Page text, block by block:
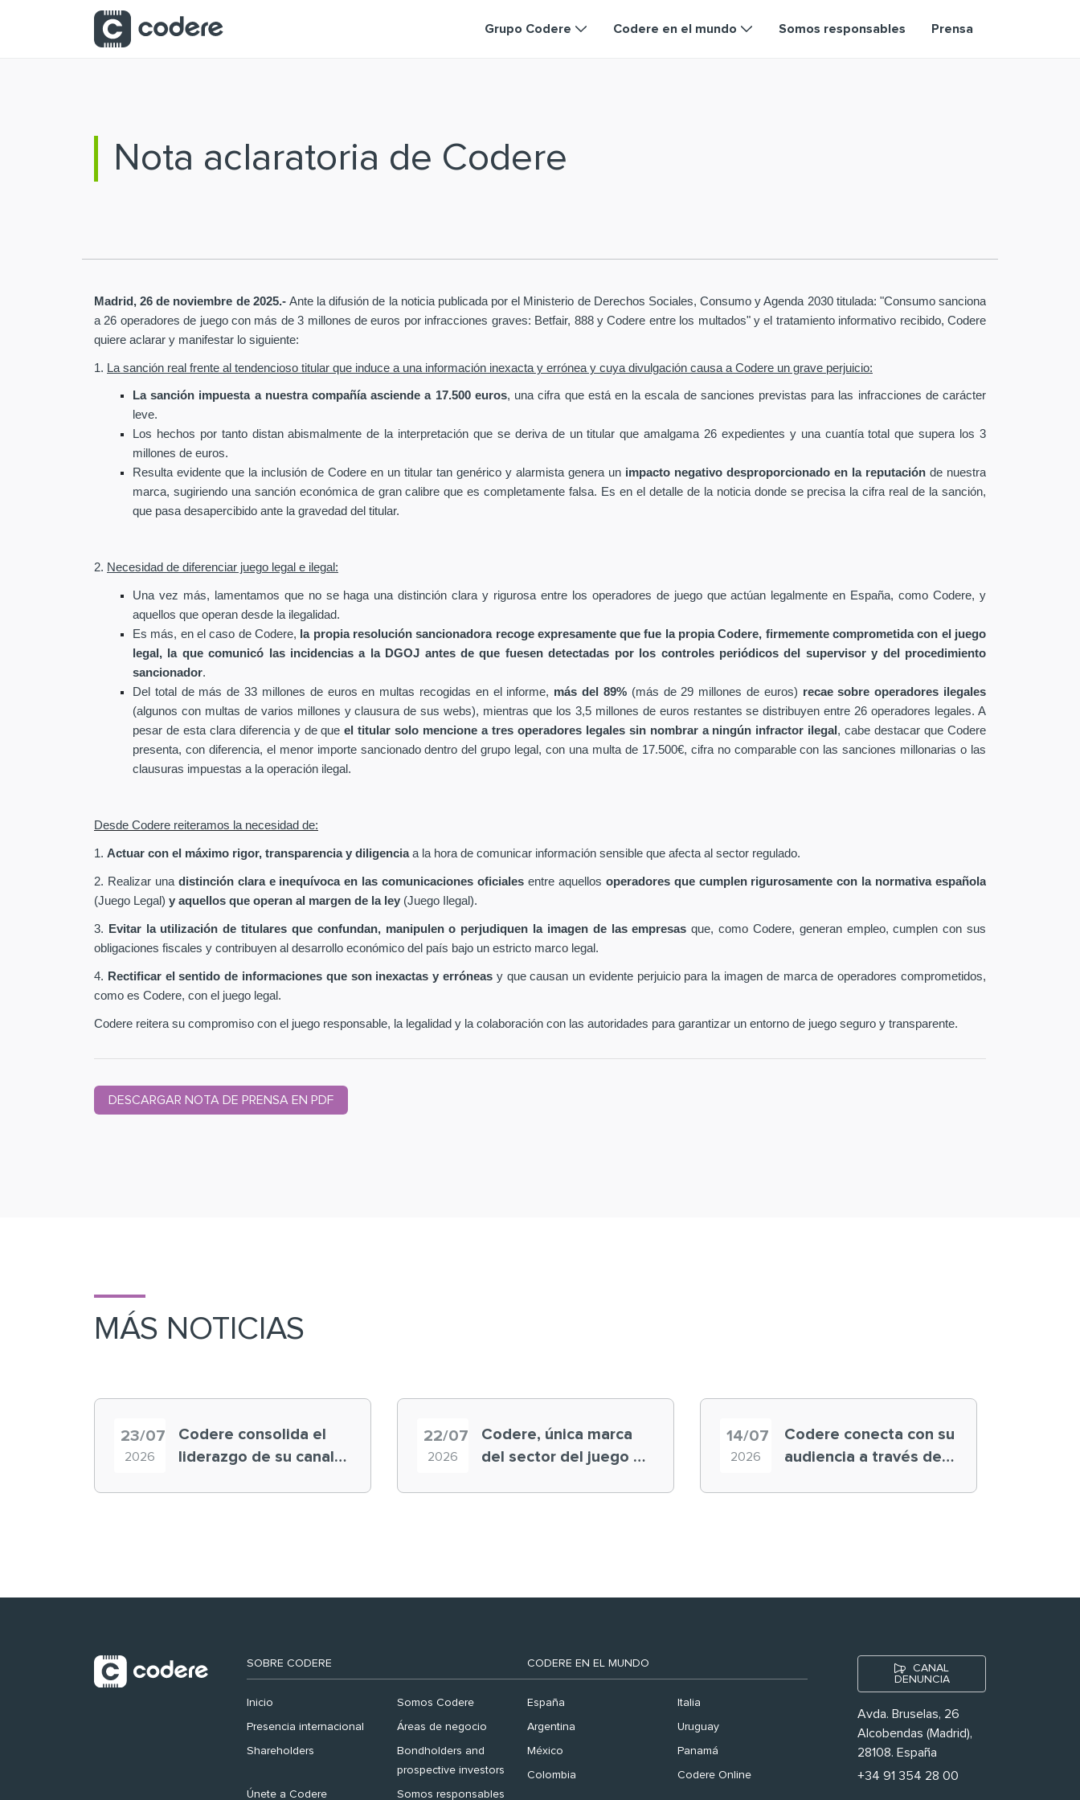
Saltar al contenido principal
Grupo Codere Codere en el mundo Somos responsables Prensa
Nota aclaratoria de Codere
Madrid, 26 de noviembre de 2025.- Ante la difusión de la noticia publicada por el Ministerio de Derechos Sociales, Consumo y Agenda 2030 titulada: "Consumo sanciona
a 26 operadores de juego con más de 3 millones de euros por infracciones graves: Betfair, 888 y Codere entre los multados" y el tratamiento informativo recibido, Codere
quiere aclarar y manifestar lo siguiente:
1. La sanción real frente al tendencioso titular que induce a una información inexacta y errónea y cuya divulgación causa a Codere un grave perjuicio:
La sanción impuesta a nuestra compañía asciende a 17.500 euros, una cifra que está en la escala de sanciones previstas para las infracciones de carácter
leve.
Los hechos por tanto distan abismalmente de la interpretación que se deriva de un titular que amalgama 26 expedientes y una cuantía total que supera los 3
millones de euros.
Resulta evidente que la inclusión de Codere en un titular tan genérico y alarmista genera un impacto negativo desproporcionado en la reputación de nuestra
marca, sugiriendo una sanción económica de gran calibre que es completamente falsa. Es en el detalle de la noticia donde se precisa la cifra real de la sanción,
que pasa desapercibido ante la gravedad del titular.
2. Necesidad de diferenciar juego legal e ilegal:
Una vez más, lamentamos que no se haga una distinción clara y rigurosa entre los operadores de juego que actúan legalmente en España, como Codere, y
aquellos que operan desde la ilegalidad.
Es más, en el caso de Codere, la propia resolución sancionadora recoge expresamente que fue la propia Codere, firmemente comprometida con el juego
legal, la que comunicó las incidencias a la DGOJ antes de que fuesen detectadas por los controles periódicos del supervisor y del procedimiento
sancionador.
Del total de más de 33 millones de euros en multas recogidas en el informe, más del 89%(más de 29 millones de euros) recae sobre operadores ilegales
(algunos con multas de varios millones y clausura de sus webs), mientras que los 3,5 millones de euros restantes se distribuyen entre 26 operadores legales. A
pesar de esta clara diferencia y de queel titular solo mencione a tres operadores legales sin nombrar a ningún infractor ilegal , cabe destacar que Codere
presenta, con diferencia, el menor importe sancionado dentro del grupo legal, con una multa de 17.500€, cifra no comparable con las sanciones millonarias o las
clausuras impuestas a la operación ilegal.
Desde Codere reiteramos la necesidad de:
1. Actuar con el máximo rigor, transparencia y diligenciaa la hora de comunicar información sensible que afecta al sector regulado.
2. Realizar una distinción clara e inequívoca en las comunicaciones oficiales entre aquellos operadores que cumplen rigurosamente con la normativa española
(Juego Legal) y aquellos que operan al margen de la ley (Juego Ilegal).
3. Evitar la utilización de titulares que confundan, manipulen o perjudiquen la imagen de las empresas que, como Codere, generan empleo, cumplen con sus
obligaciones fiscales y contribuyen al desarrollo económico del país bajo un estricto marco legal.
4. Rectificar el sentido de informaciones que son inexactas y erróneasy que causan un evidente perjuicio para la imagen de marca de operadores comprometidos,
como es Codere, con el juego legal.
Codere reitera su compromiso con el juego responsable, la legalidad y la colaboración con las autoridades para garantizar un entorno de juego seguro y transparente.
DESCARGAR NOTA DE PRENSA EN PDF
MÁS NOTICIAS
23/07
2026
Codere consolida el
liderazgo de su canal
22/07
2026
Codere, única marca
del sector del juego en
14/07
2026
Codere conecta con su
audiencia a través de
SOBRE CODERE
Inicio Somos Codere
Presencia internacional Áreas de negocio
Shareholders
Bondholders and
prospective investors
Únete a Codere Somos responsables
CODERE EN EL MUNDO
España Italia
Argentina Uruguay
México Panamá
Colombia Codere Online
CANAL
DENUNCIA
Avda. Bruselas, 26
Alcobendas (Madrid),
28108. España
+34 91 354 28 00